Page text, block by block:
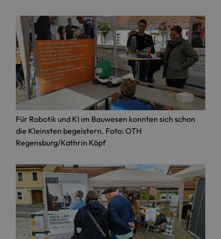
Für Robotik und KI im Bauwesen konnten sich schon
die Kleinsten begeistern. Foto: OTH
Regensburg/Kathrin Köpf